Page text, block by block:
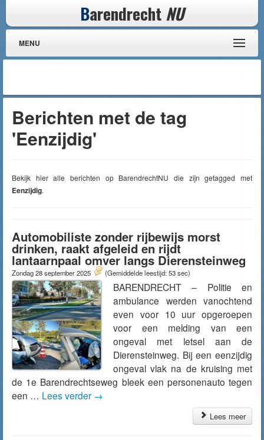
Barendrecht NU
MENU
Berichten met de tag
'Eenzijdig'
Bekijk hier alle berichten op BarendrechtNU die zijn getagged met
Eenzijdig.
Automobiliste zonder rijbewijs morst
drinken, raakt afgeleid en rijdt
lantaarnpaal omver langs Dierensteinweg
Zondag 28 september 2025 (Gemiddelde leestijd: 53 sec)
BARENDRECHT – Politie en
ambulance werden vanochtend
even voor 10 uur opgeroepen
voor een melding van een
ongeval met letsel aan de
Dierensteinweg. Bij een eenzijdig
ongeval vlak na de kruising met
de 1e Barendrechtseweg bleek een personenauto tegen
een … Lees verder →
Lees meer